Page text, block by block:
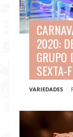
2020:
GRUPO
SEXTA-
VARIEDADES